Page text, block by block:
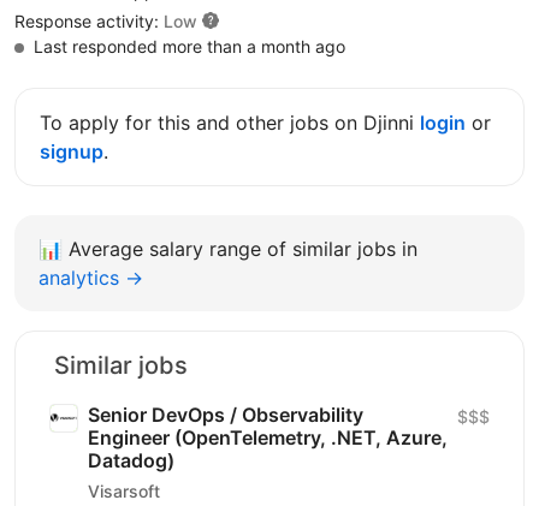
Response activity: Low
Last responded more than a month ago
To apply for this and other jobs on Djinni login or
signup.
📊 Average salary range of similar jobs in
analytics →
Similar jobs
Senior DevOps / Observability
Engineer (OpenTelemetry, .NET, Azure,
Datadog)
Visarsoft
$$$